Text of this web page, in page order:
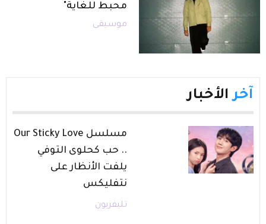
محبط للغاية"
موسيقى
آخر الأخبار
مسلسل Our Sticky Love
.. حب كحلوى التوفي
يلفت الأنظار على
نتفليكس
تليفزيون